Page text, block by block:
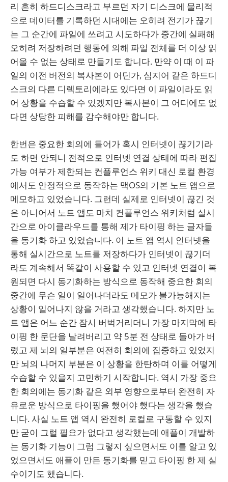
리 흔히 하드디스크라고 부르던 자기 디스크에 물리적
으로 데이터를 기록하던 시대에는 오히려 전기가 끊기
는 그 순간에 파일에 쓰려고 시도하다가 중간에 실패해
오히려 저장하려던 행동에 의해 파일 전체를 더 이상 읽
어올 수 없는 상태로 만들기도 합니다. 만약 이 때 이 파
일의 이전 버전의 복사본이 어딘가, 심지어 같은 하드디
스크의 다른 디렉토리에라도 있다면 이 파일이라도 읽
어 상황을 수습할 수 있겠지만 복사본이 그 어디에도 없
다면 상당한 피해를 감수해야만 합니다.
한번은 중요한 회의에 들어가 혹시 인터넷이 끊기기라
도 하면 안되니 전적으로 인터넷 연결 상태에 따라 편집
가능 여부가 제한되는 컨플루언스 위키 대신 로컬 환경
에서도 안정적으로 동작하는 맥OS의 기본 노트 앱으로
메모하고 있었습니다. 그런데 실제로 인터넷이 끊긴 것
은 아니어서 노트 앱도 마치 컨플루언스 위키처럼 실시
간으로 아이클라우드를 통해 제가 타이핑 하는 글자들
을 동기화 하고 있었습니다. 이 노트 앱 역시 인터넷을
통해 실시간으로 노트를 저장하다가 인터넷이 끊기더
라도 계속해서 똑같이 사용할 수 있고 인터넷 연결이 복
원되면 다시 동기화하는 방식으로 동작해 중요한 회의
중간에 무슨 일이 일어나더라도 메모가 불가능해지는
상황이 일어나지 않을 거라고 생각했습니다. 하지만 노
트 앱은 어느 순간 잠시 버벅거리더니 가장 마지막에 타
이핑 한 문단을 날려버리고 약 5분 전 상태로 돌아가 버
렸고 제 뇌의 일부분은 여전히 회의에 집중하고 있었지
만 뇌의 나머지 부분은 이 상황을 한탄하며 이를 어떻게
수습할 수 있을지 고민하기 시작합니다. 역시 가장 중요
한 회의에는 동기화 같은 외부 영향으로부터 완전히 자
유로운 방식으로 타이핑을 했어야 했다는 생각을 했습
니다. 사실 노트 앱 역시 완전히 로컬로 구동할 수 있지
만 굳이 그럴 필요가 없다고 생각했는데 애플이 개발하
는 동기화 기능이 그럼 그렇지 싶으면서도 이를 알고 있
었으면서도 애플이 만든 동기화를 믿고 타이핑 한 제 실
수이기도 했습니다.